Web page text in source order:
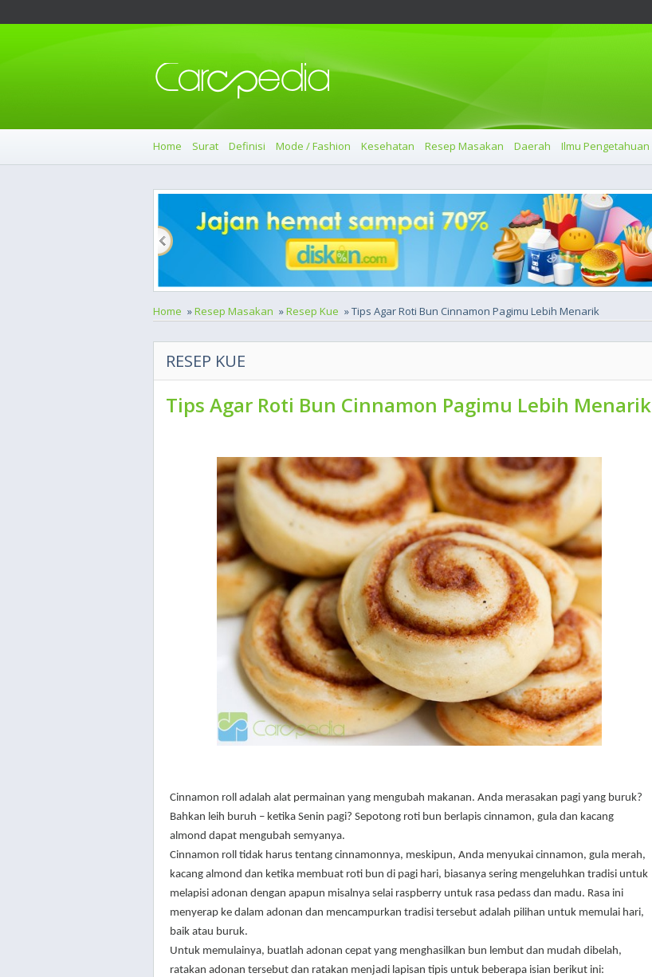
Home Surat Definisi Mode / Fashion Kesehatan Resep Masakan Daerah Ilmu Pengetahuan
Home »Resep Masakan »Resep Kue » Tips Agar Roti Bun Cinnamon Pagimu Lebih Menarik
RESEP KUE
Tips Agar Roti Bun Cinnamon Pagimu Lebih Menarik
Cinnamon roll adalah alat permainan yang mengubah makanan. Anda merasakan pagi yang buruk?
Bahkan leih buruh – ketika Senin pagi? Sepotong roti bun berlapis cinnamon, gula dan kacang
almond dapat mengubah semyanya.
Cinnamon roll tidak harus tentang cinnamonnya, meskipun, Anda menyukai cinnamon, gula merah,
kacang almond dan ketika membuat roti bun di pagi hari, biasanya sering mengeluhkan tradisi untuk
melapisi adonan dengan apapun misalnya selai raspberry untuk rasa pedass dan madu. Rasa ini
menyerap ke dalam adonan dan mencampurkan tradisi tersebut adalah pilihan untuk memulai hari,
baik atau buruk.
Untuk memulainya, buatlah adonan cepat yang menghasilkan bun lembut dan mudah dibelah,
ratakan adonan tersebut dan ratakan menjadi lapisan tipis untuk beberapa isian berikut ini: